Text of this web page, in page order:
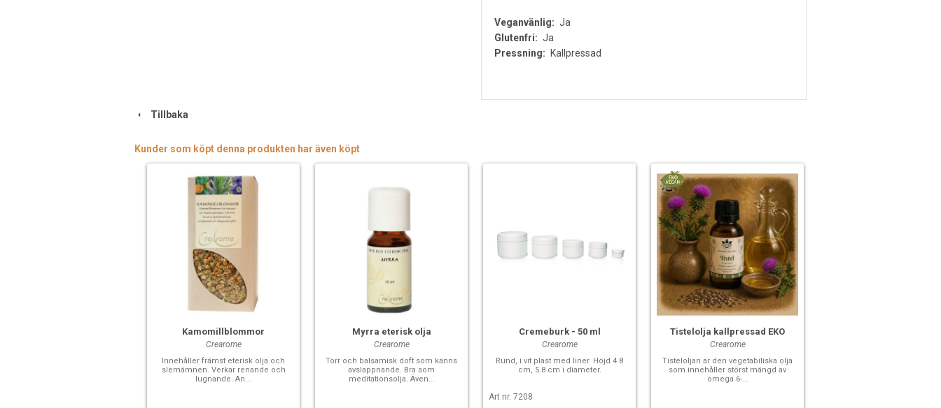
Veganvänlig: Ja
Glutenfri: Ja
Pressning:
Kallpressad
Tillbaka
Kunder som köpt denna produkten har även köpt
Kamomillblommor
Crearome
Innehåller främst eterisk olja och
slemämnen. Verkar renande och
lugnande. An...
Myrra eterisk olja
Crearome
Torr och balsamisk doft som känns
avslappnande. Bra som
meditationsolja. Även...
Cremeburk - 50 ml
Crearome
Rund, i vit plast med liner. Höjd 4.8
cm, 5.8 cm i diameter.
Art nr. 7208
Tistelolja kallpressad EKO
Crearome
Tisteloljan är den vegetabiliska olja
som innehåller störst mängd av
omega 6-...